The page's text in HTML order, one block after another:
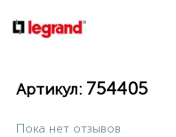
Артикул: 754405
Пока нет отзывов